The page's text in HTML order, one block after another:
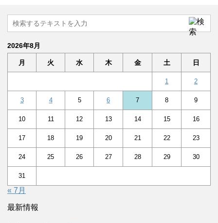
2026年8月
月 火 水 木 金 土 日
1 2
3 4 5 6 7 8 9
10 11 12 13 14 15 16
17 18 19 20 21 22 23
24 25 26 27 28 29 30
31
« 7月
最新情報